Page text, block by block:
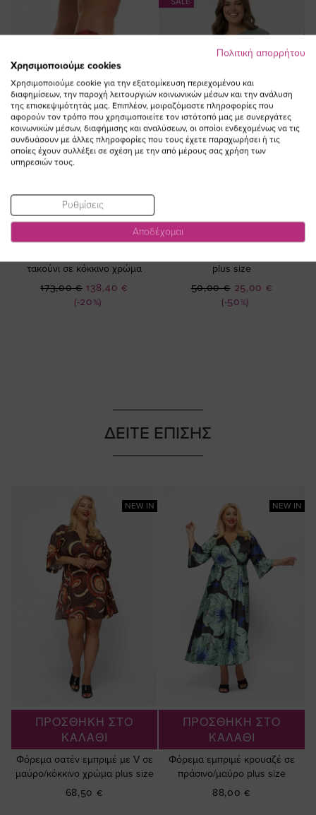
ΠΡΟΣΘΗΚΗ ΣΤΟ
τακούνι σε κόκκινο χρώμα
(-20%)
Ειδική
Τιμή
138,40 €
173,00 €
plus size
(-50%)
Ειδική
Τιμή
25,00 €
50,00 €
NEW IN
ΠΡΟΣΘΗΚΗ ΣΤΟ
ΚΑΛΑΘΙ
Φόρεμα σατέν εμπριμέ με V σε
μαύρο/κόκκινο χρώμα plus size
68,50 €
NEW IN
ΠΡΟΣΘΗΚΗ ΣΤΟ
ΚΑΛΑΘΙ
Φόρεμα εμπριμέ κρουαζέ σε
πράσινο/μαύρο plus size
88,00 €
ΔΕΙΤΕ ΕΠΙΣΗΣ
Πολιτική απορρήτου
Χρησιμοποιούμε cookies
Χρησιμοποιούμε cookie για την εξατομίκευση περιεχομένου και
διαφημίσεων, την παροχή λειτουργιών κοινωνικών μέσων και την ανάλυση
της επισκεψιμότητάς μας. Επιπλέον, μοιραζόμαστε πληροφορίες που
αφορούν τον τρόπο που χρησιμοποιείτε τον ιστότοπό μας με συνεργάτες
κοινωνικών μέσων, διαφήμισης και αναλύσεων, οι οποίοι ενδεχομένως να τις
συνδυάσουν με άλλες πληροφορίες που τους έχετε παραχωρήσει ή τις
οποίες έχουν συλλέξει σε σχέση με την από μέρους σας χρήση των
υπηρεσιών τους.
Ρυθμίσεις
Αποδέχομαι